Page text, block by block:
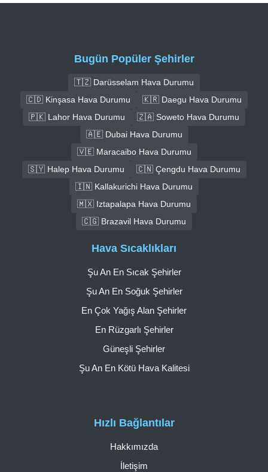
Bugün Popüler Şehirler
🇹🇿 Darüsselam Hava Durumu
🇨🇩 Kinşasa Hava Durumu
🇰🇷 Daegu Hava Durumu
🇵🇰 Lahor Hava Durumu
🇿🇦 Soweto Hava Durumu
🇦🇪 Dubai Hava Durumu
🇻🇪 Maracaibo Hava Durumu
🇸🇾 Halep Hava Durumu
🇨🇳 Çengdu Hava Durumu
🇮🇳 Kallakurichi Hava Durumu
🇲🇽 Iztapalapa Hava Durumu
🇨🇬 Brazavil Hava Durumu
Hızlı Bağlantılar
Hakkımızda
İletişim
Hava Sıcaklıkları
Şu An En Sıcak Şehirler
Şu An En Soğuk Şehirler
En Çok Yağış Alan Şehirler
En Rüzgarlı Şehirler
Güneşli Şehirler
Şu An En Kötü Hava Kalitesi